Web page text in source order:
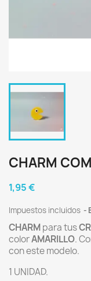
CHARM
1,95 €
Impuestos incluidos
CHARMpara tus
colorAMARILLO.
con este modelo.
1 UNIDAD.